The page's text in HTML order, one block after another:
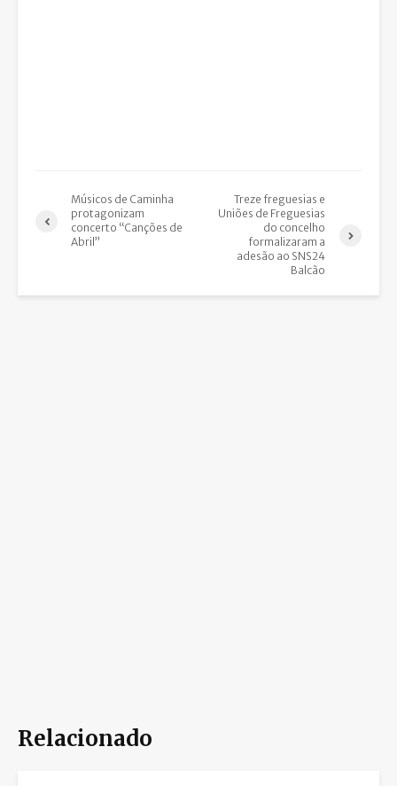
Músicos de Caminha
protagonizam
concerto “Canções de
Abril”
Treze freguesias e
Uniões de Freguesias
do concelho
formalizaram a
adesão ao SNS24
Balcão
Relacionado